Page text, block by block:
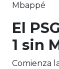
Mbappé
El
1 sin
Comienza